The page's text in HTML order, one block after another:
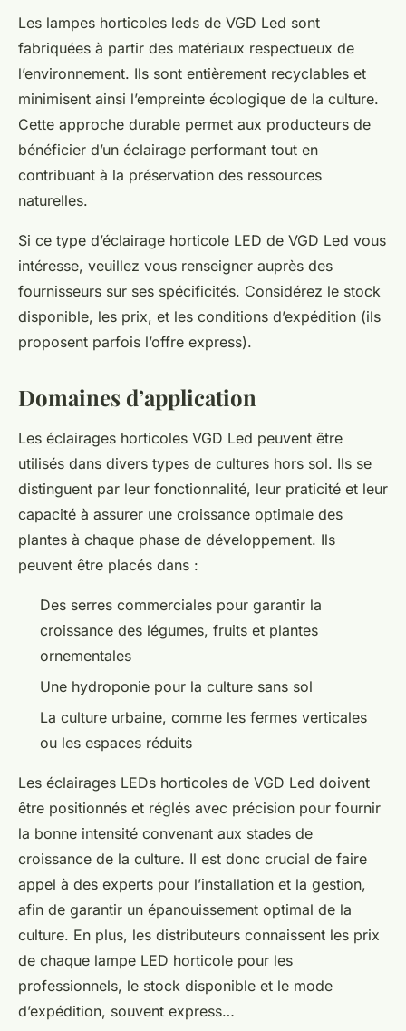
Les lampes horticoles leds de VGD Led sont
fabriquées à partir des matériaux respectueux de
l’environnement. Ils sont entièrement recyclables et
minimisent ainsi l’empreinte écologique de la culture.
Cette approche durable permet aux producteurs de
bénéficier d’un éclairage performant tout en
contribuant à la préservation des ressources
naturelles.
Si ce type d’éclairage horticole LED de VGD Led vous
intéresse, veuillez vous renseigner auprès des
fournisseurs sur ses spécificités. Considérez le stock
disponible, les prix, et les conditions d’expédition (ils
proposent parfois l’offre express).
Domaines d’application
Les éclairages horticoles VGD Led peuvent être
utilisés dans divers types de cultures hors sol. Ils se
distinguent par leur fonctionnalité, leur praticité et leur
capacité à assurer une croissance optimale des
plantes à chaque phase de développement. Ils
peuvent être placés dans :
Des serres commerciales pour garantir la
croissance des légumes, fruits et plantes
ornementales
Une hydroponie pour la culture sans sol
La culture urbaine, comme les fermes verticales
ou les espaces réduits
Les éclairages LEDs horticoles de VGD Led doivent
être positionnés et réglés avec précision pour fournir
la bonne intensité convenant aux stades de
croissance de la culture. Il est donc crucial de faire
appel à des experts pour l’installation et la gestion,
afin de garantir un épanouissement optimal de la
culture. En plus, les distributeurs connaissent les prix
de chaque lampe LED horticole pour les
professionnels, le stock disponible et le mode
d’expédition, souvent express…